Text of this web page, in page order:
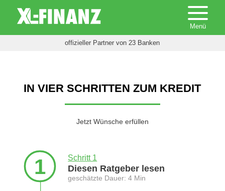
offizieller Partner von 23 Banken
IN VIER SCHRITTEN ZUM KREDIT
Jetzt Wünsche erfüllen
1 Schritt 1
Diesen Ratgeber lesen
geschätzte Dauer: 4 Min